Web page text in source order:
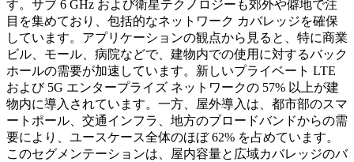
す。サブ 6 GHz および衛星テクノロジーも郊外や僻地で注
目を集めており、包括的なネットワーク カバレッジを確保
しています。アプリケーションの観点から見ると、特に商業
ビル、モール、病院などで、建物内での使用に対するバック
ホールの需要が加速しています。新しいプライベート LTE
および 5G エンタープライズ ネットワークの 57% 以上が建
物内に導入されています。一方、屋外導入は、都市部のスマ
ートポール、交通インフラ、地方のブロードバンドからの需
要により、ユースケース全体のほぼ 62% を占めています。
このセグメンテーションは、屋内容量と広域カバレッジのバ